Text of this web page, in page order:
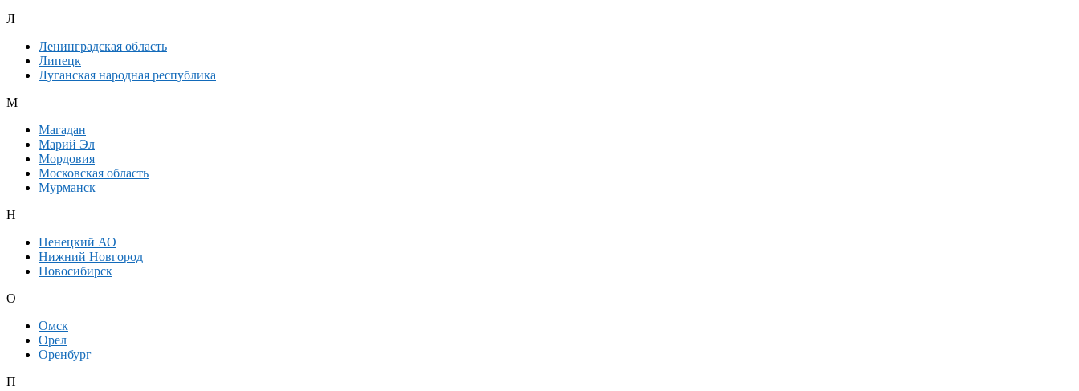
Л
Ленинградская область
Липецк
Луганская народная республика
М
Магадан
Марий Эл
Мордовия
Московская область
Мурманск
Н
Ненецкий АО
Нижний Новгород
Новосибирск
О
Омск
Орел
Оренбург
П